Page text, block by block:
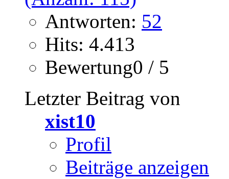
Antworten: 52
Hits: 4.413
Bewertung0 / 5
Letzter Beitrag von
xist10
Profil
Beiträge anzeigen